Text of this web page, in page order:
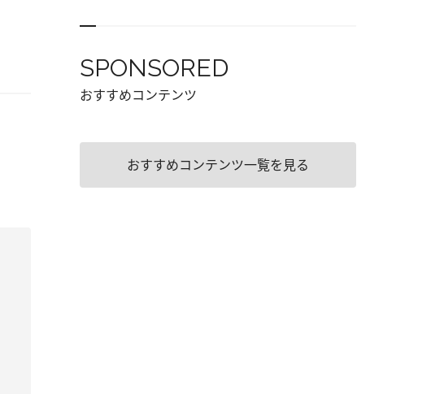
SPONSORED
おすすめコンテンツ
おすすめコンテンツ一覧を見る